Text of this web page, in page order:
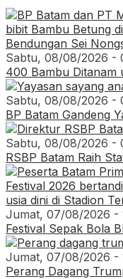
Sabtu, 08/08/2026 -
400 Bambu
Sabtu, 08/08/2026 -
BP Batam Gandeng
Sabtu, 08/08/2026 -
RSBP Batam Raih
Jumat, 07/08/2026 -
Festival Sepak Bola
Jumat, 07/08/2026 -
Perang Dagang